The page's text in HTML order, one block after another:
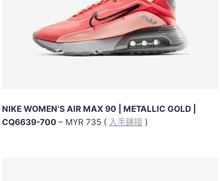
NIKE WOMEN’S AIR MAX 90 | METALLIC GOLD |
CQ6639-700 – MYR 735 ( 入手鍊接 )